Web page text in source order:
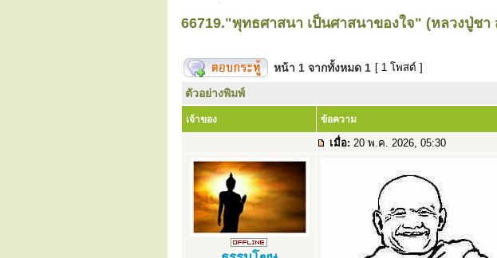
66719."พุทธศาสนา เป็นศาสนาของใจ" (หลวงปู่ชา
หน้า 1 จากทั้งหมด 1 [ 1 โพสต์ ]
ตัวอย่างพิมพ์
เจ้าของ ข้อความ
เมื่อ: 20 พ.ค. 2026, 05:30